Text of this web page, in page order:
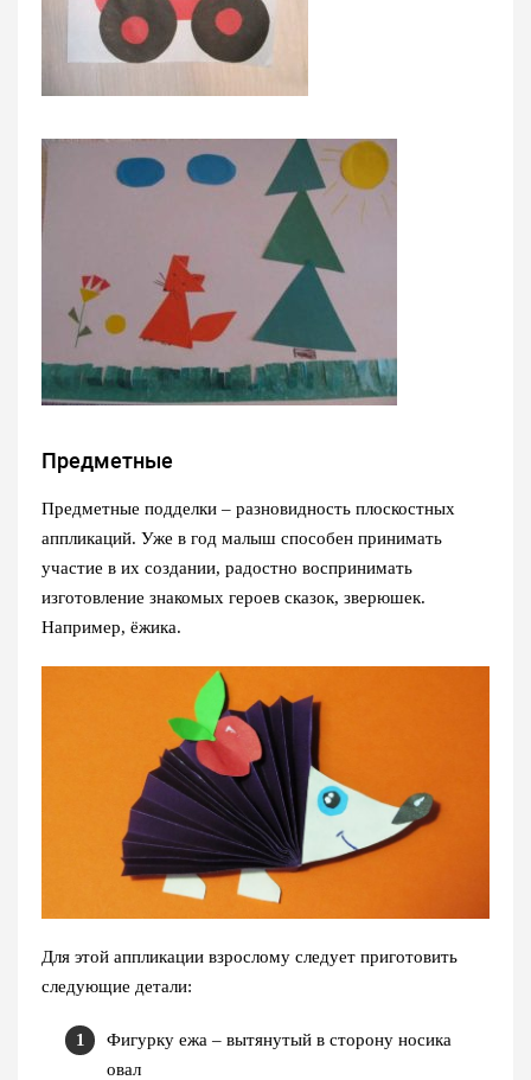
Предметные
Предметные подделки – разновидность плоскостных
аппликаций. Уже в год малыш способен принимать
участие в их создании, радостно воспринимать
изготовление знакомых героев сказок, зверюшек.
Например, ёжика.
Для этой аппликации взрослому следует приготовить
следующие детали:
Фигурку ежа – вытянутый в сторону носика
овал